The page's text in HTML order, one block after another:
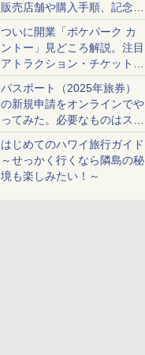
販売店舗や購入手順、記念チ
ケットも解説
ついに開業「ポケパーク カ
ントー」見どころ解説。注目
アトラクション・チケット手
配・来場前に必要な準備は？
パスポート（2025年旅券）
の新規申請をオンラインでや
ってみた。必要なものはスマ
ホとマイナカードのみ
はじめてのハワイ旅行ガイド
～せっかく行くなら隣島の秘
境も楽しみたい！～